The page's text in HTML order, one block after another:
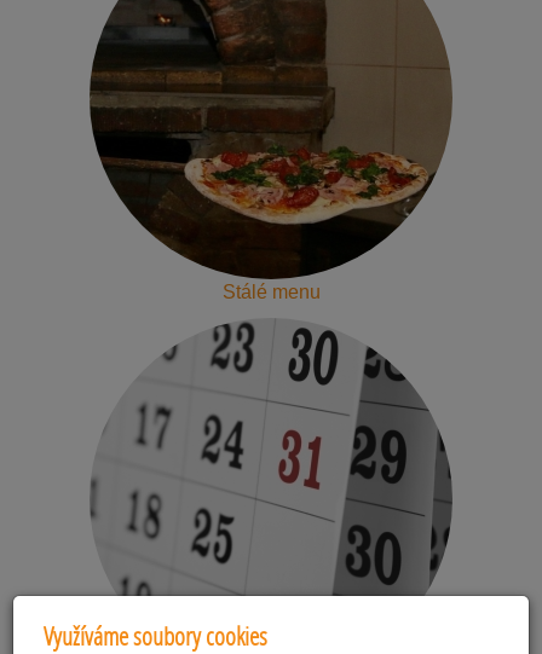
Stálé menu
Využíváme soubory cookies